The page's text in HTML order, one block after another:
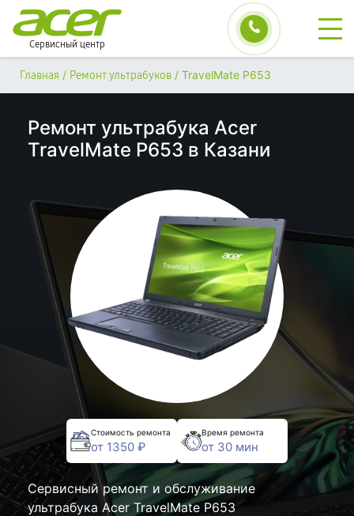
Сервисный центр
Главная / Ремонт ультрабуков / TravelMate P653
Ремонт ультрабука Acer
TravelMate P653 в Казани
Стоимость ремонта
от 1350 ₽
Время ремонта
от 30 мин
Сервисный ремонт и обслуживание
ультрабука Acer TravelMate P653